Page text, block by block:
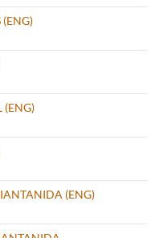
(ENG)
(ENG)
(ENG)